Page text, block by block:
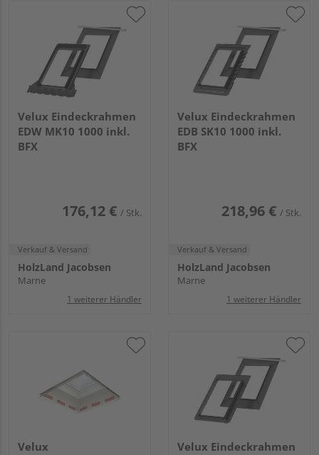
Velux Eindeckrahmen
EDW MK10 1000 inkl.
BFX
176,12 € / Stk.
Verkauf & Versand
HolzLand Jacobsen
Marne
1 weiterer Händler
Velux Eindeckrahmen
EDB SK10 1000 inkl.
BFX
218,96 € / Stk.
Verkauf & Versand
HolzLand Jacobsen
Marne
1 weiterer Händler
Velux
Velux Eindeckrahmen